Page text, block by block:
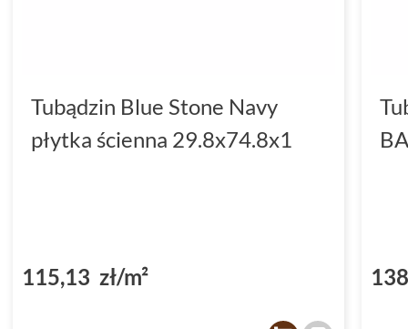
użytkowników. Wprowadź do
które będą zachwycać przez lata.
Tubądzin Blue Stone Navy
płytka ścienna 29.8x74.8x1
115,13 zł/m²